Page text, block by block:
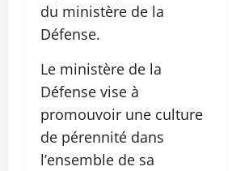
du ministère de la
Défense.
Le ministère de la
Défense vise à
promouvoir une culture
de pérennité dans
l’ensemble de sa